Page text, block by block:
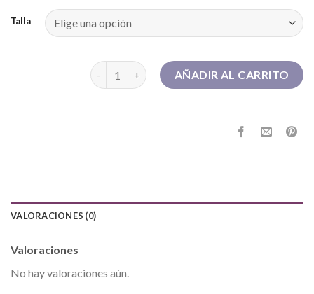
Talla
botas panama jack mujer cantidad
AÑADIR AL CARRITO
VALORACIONES (0)
Valoraciones
No hay valoraciones aún.